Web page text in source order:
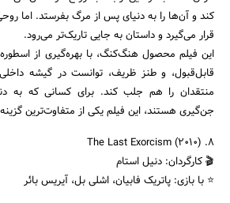
کند و آن‌ها را به دنیای پس از مرگ بفرستد. اما
قرار می‌گیرد و داستان به جایی تاریک‌تر می‌رود.
این فیلم محصول هنگ‌کنگ، با بهره‌گیری از
قابل‌قبول، و طنز ظریف، توانست در گیشه
منتقدان را هم جلب کند. برای کسانی که به
جن‌گیری هستند، این فیلم یکی از متفاوت‌ترین
۸. The Last Exorcism (2010)
🎬 کارگردان: دنیل استام
⭐ با بازی: پاتریک فابیان، اشلی بل، آیریس بائر